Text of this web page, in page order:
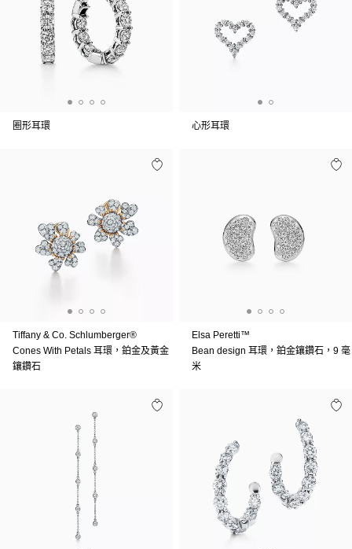
圈形耳環 心形耳環
Tiffany & Co. Schlumberger®
Cones With Petals 耳環，鉑金及黃金
鑲鑽石
Elsa Peretti™
Bean design 耳環，鉑金鑲鑽石，9 毫
米